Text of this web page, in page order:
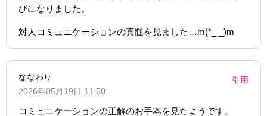
びになりました。
対人コミュニケーションの真髄を見ました…m(*_ _)m
ななわり
2026年05月19日 11:50
引用
コミュニケーションの正解のお手本を見たようです。